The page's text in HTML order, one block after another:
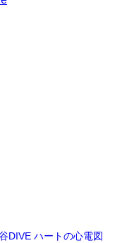
DIVE ハートの心電図